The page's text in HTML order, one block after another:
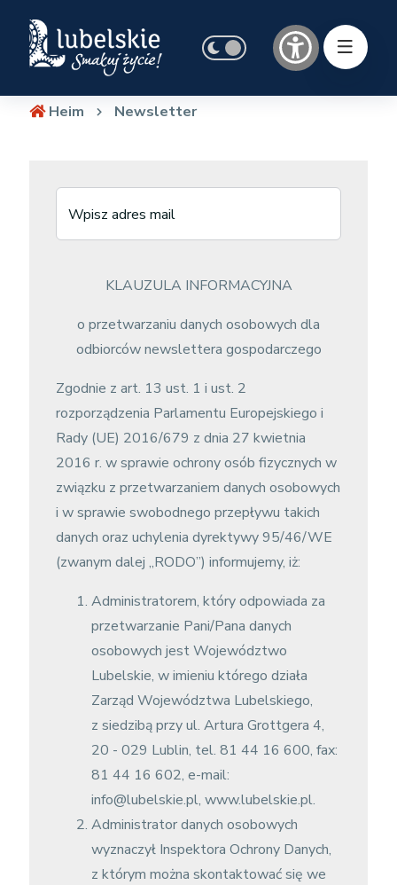
Heim Newsletter
Wpisz adres mail
KLAUZULA INFORMACYJNA
o przetwarzaniu danych osobowych dla
odbiorców newslettera gospodarczego
Zgodnie z art. 13 ust. 1 i ust. 2
rozporządzenia Parlamentu Europejskiego i
Rady (UE) 2016/679 z dnia 27 kwietnia
2016 r. w sprawie ochrony osób fizycznych w
związku z przetwarzaniem danych osobowych
i w sprawie swobodnego przepływu takich
danych oraz uchylenia dyrektywy 95/46/WE
(zwanym dalej „RODO”) informujemy, iż:
Administratorem, który odpowiada za
przetwarzanie Pani/Pana danych
osobowych jest Województwo
Lubelskie, w imieniu którego działa
Zarząd Województwa Lubelskiego,
z siedzibą przy ul. Artura Grottgera 4,
20 - 029 Lublin, tel. 81 44 16 600, fax:
81 44 16 602, e-mail:
info@lubelskie.pl, www.lubelskie.pl.
Administrator danych osobowych
wyznaczył Inspektora Ochrony Danych,
z którym można skontaktować się we